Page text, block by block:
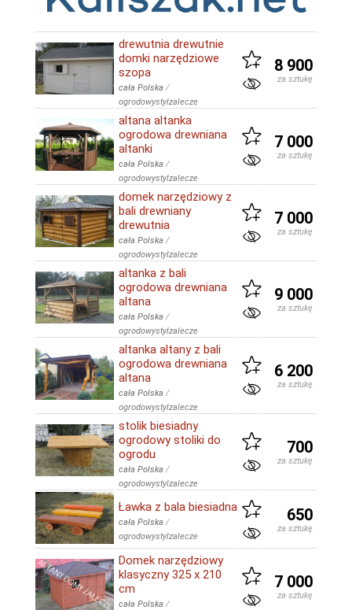
drewutnia drewutnie
domki narzędziowe
szopa
cała Polska /
ogrodowystylzalecze
8 900
za sztukę
altana altanka
ogrodowa drewniana
altanki
cała Polska /
ogrodowystylzalecze
7 000
za sztukę
domek narzędziowy z
bali drewniany
drewutnia
cała Polska /
ogrodowystylzalecze
7 000
za sztukę
altanka z bali
ogrodowa drewniana
altana
cała Polska /
ogrodowystylzalecze
9 000
za sztukę
altanka altany z bali
ogrodowa drewniana
altana
cała Polska /
ogrodowystylzalecze
6 200
za sztukę
stolik biesiadny
ogrodowy stoliki do
ogrodu
cała Polska /
ogrodowystylzalecze
700
za sztukę
Ławka z bala biesiadna
cała Polska /
ogrodowystylzalecze
650
za sztukę
Domek narzędziowy
klasyczny 325 x 210
cm
cała Polska /
7 000
za sztukę